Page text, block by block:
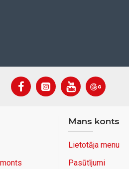
Mans konts
Lietotāja menu
Pasūtījumi